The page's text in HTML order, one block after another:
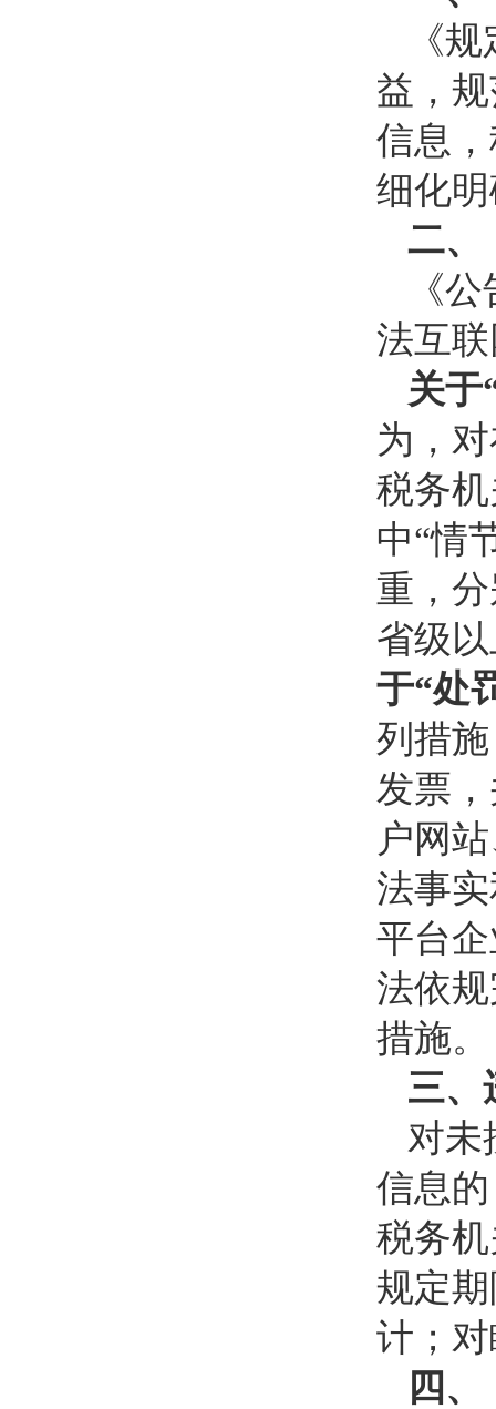
《
益，
信息
细化
二、
《
法互
关于
为，
税务
中“情
重，
省级
于“处
列措
发票
户网
法事
平台
法依
措施。
三、
对未
信息
税务
规定
计；
四